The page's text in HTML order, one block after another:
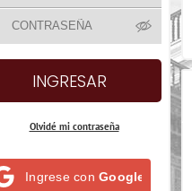
Olvidé mi contraseña
Ingrese con Google